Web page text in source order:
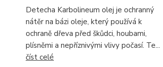
Detecha Karbolineum olej je ochranný
nátěr na bázi oleje, který používá k
ochraně dřeva před škůdci, houbami,
plísněmi a nepříznivými vlivy počasí. Te...
číst celé